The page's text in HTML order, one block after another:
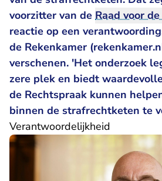
voorzitter van de Raad voor
reactie op een
de Rekenkamer- U verlaat
verschenen. 'Het onderzoek
zere plek en biedt
de Rechtspraak kunnen
binnen de strafrechtketen te
Verantwoordelijkheid